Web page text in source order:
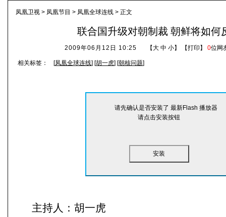
凤凰卫视 > 凤凰节目 > 凤凰全球连线 > 正文
联合国升级对朝制裁 朝鲜将如何
2009年06月12日 10:25 【大 中 小】 【打印 】 0位网
相关标签： [凤凰全球连线] [胡一虎] [朝核问题]
请先确认是否安装了 最新Flash 播放器
请点击安装按钮
安装
主持人：胡一虎